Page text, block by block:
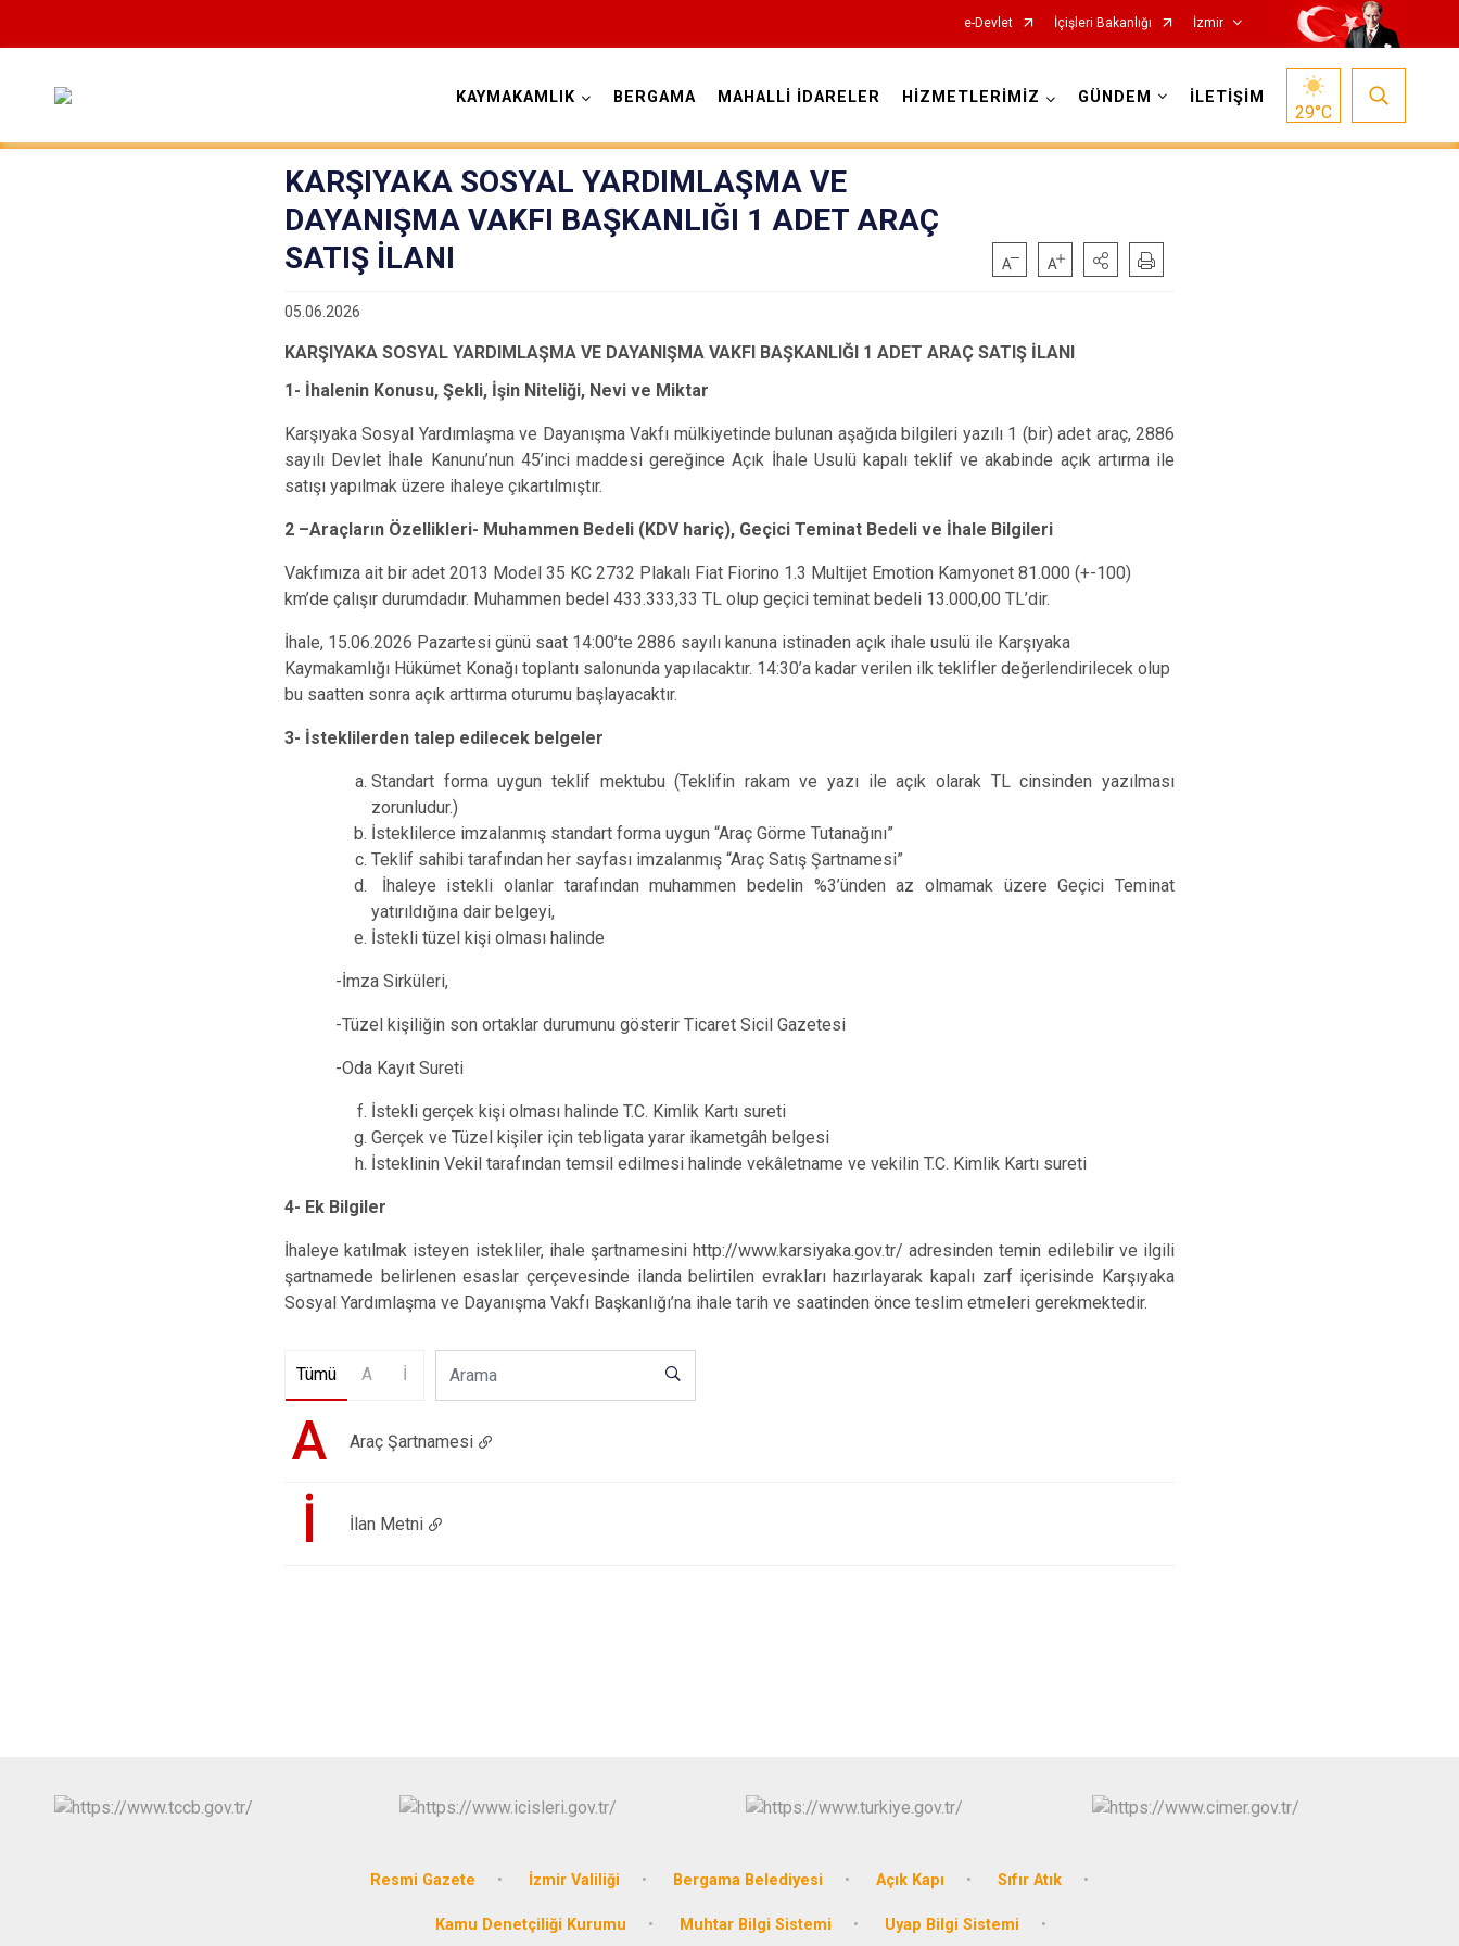
e-Devlet İçişleri Bakanlığı İzmir
Bayındır
Beydağ
Bornova
Çiğli
Güzelbahçe
Karşıyaka
Kemalpaşa
Konak
KAYMAKAMLIK BERGAMA MAHALLİ İDARELER HİZMETLERİMİZ GÜNDEM İLETİŞİM
29°C
KARŞIYAKA SOSYAL YARDIMLAŞMA VE
DAYANIŞMA VAKFI BAŞKANLIĞI 1 ADET ARAÇ
SATIŞ İLANI
05.06.2026
KARŞIYAKA SOSYAL YARDIMLAŞMA VE DAYANIŞMA VAKFI BAŞKANLIĞI 1 ADET ARAÇ SATIŞ İLANI
1- İhalenin Konusu, Şekli, İşin Niteliği, Nevi ve Miktar
Karşıyaka Sosyal Yardımlaşma ve Dayanışma Vakfı mülkiyetinde bulunan aşağıda bilgileri yazılı 1 (bir) adet araç, 2886
sayılı Devlet İhale Kanunu’nun 45’inci maddesi gereğince Açık İhale Usulü kapalı teklif ve akabinde açık artırma ile
satışı yapılmak üzere ihaleye çıkartılmıştır.
2 –Araçların Özellikleri- Muhammen Bedeli (KDV hariç), Geçici Teminat Bedeli ve İhale Bilgileri
Vakfımıza ait bir adet 2013 Model 35 KC 2732 Plakalı Fiat Fiorino 1.3 Multijet Emotion Kamyonet 81.000 (+-100)
km’de çalışır durumdadır. Muhammen bedel 433.333,33 TL olup geçici teminat bedeli 13.000,00 TL’dir.
İhale, 15.06.2026 Pazartesi günü saat 14:00’te 2886 sayılı kanuna istinaden açık ihale usulü ile Karşıyaka
Kaymakamlığı Hükümet Konağı toplantı salonunda yapılacaktır. 14:30’a kadar verilen ilk teklifler değerlendirilecek olup
bu saatten sonra açık arttırma oturumu başlayacaktır.
3- İsteklilerden talep edilecek belgeler
Standart forma uygun teklif mektubu (Teklifin rakam ve yazı ile açık olarak TL cinsinden yazılması
zorunludur.)
İsteklilerce imzalanmış standart forma uygun “Araç Görme Tutanağını”
Teklif sahibi tarafından her sayfası imzalanmış “Araç Satış Şartnamesi”
İhaleye istekli olanlar tarafından muhammen bedelin %3’ünden az olmamak üzere Geçici Teminat
yatırıldığına dair belgeyi,
İstekli tüzel kişi olması halinde
-İmza Sirküleri,
-Tüzel kişiliğin son ortaklar durumunu gösterir Ticaret Sicil Gazetesi
-Oda Kayıt Sureti
İstekli gerçek kişi olması halinde T.C. Kimlik Kartı sureti
Gerçek ve Tüzel kişiler için tebligata yarar ikametgâh belgesi
İsteklinin Vekil tarafından temsil edilmesi halinde vekâletname ve vekilin T.C. Kimlik Kartı sureti
4- Ek Bilgiler
İhaleye katılmak isteyen istekliler, ihale şartnamesini http://www.karsiyaka.gov.tr/ adresinden temin edilebilir ve ilgili
şartnamede belirlenen esaslar çerçevesinde ilanda belirtilen evrakları hazırlayarak kapalı zarf içerisinde Karşıyaka
Sosyal Yardımlaşma ve Dayanışma Vakfı Başkanlığı’na ihale tarih ve saatinden önce teslim etmeleri gerekmektedir.
Tümü A İ
A Araç Şartnamesi
İ İlan Metni
Resmi Gazete İzmir Valiliği Bergama Belediyesi Açık Kapı Sıfır Atık
Kamu Denetçiliği Kurumu Muhtar Bilgi Sistemi Uyap Bilgi Sistemi